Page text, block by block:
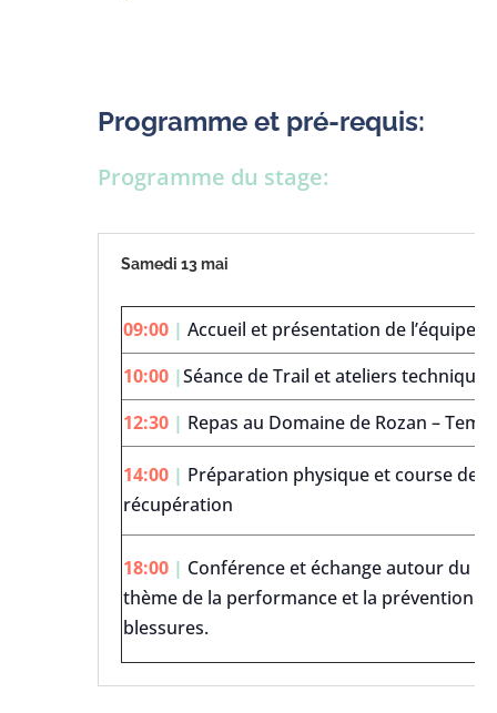
Programme et pré-requis:
Programme du stage:
Samedi 13 mai
09:00 | Accueil et présentation de l’équipe
10:00 |Séance de Trail et ateliers techniques
12:30 | Repas au Domaine de Rozan –
14:00 | Préparation physique et course de
récupération
18:00 | Conférence et échange autour du
thème de la performance et la prévention
blessures.